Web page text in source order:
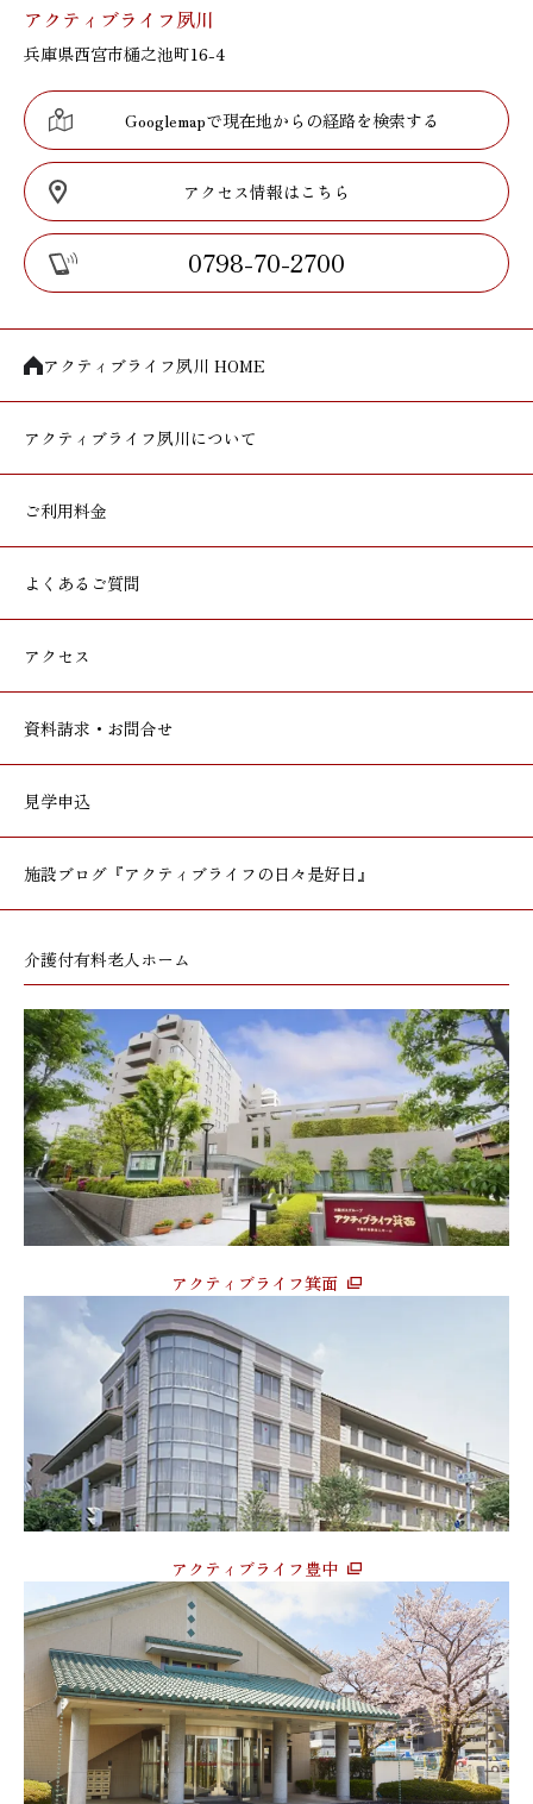
アクティブライフ夙川
兵庫県西宮市樋之池町16-4
Googlemapで現在地からの経路を検索する
アクセス情報はこちら
0798-70-2700
アクティブライフ夙川 HOME
アクティブライフ夙川について
ご利用料金
よくあるご質問
アクセス
資料請求・お問合せ
見学申込
施設ブログ 『アクティブライフの日々是好日』
介護付有料老人ホーム
アクティブライフ箕面
アクティブライフ豊中